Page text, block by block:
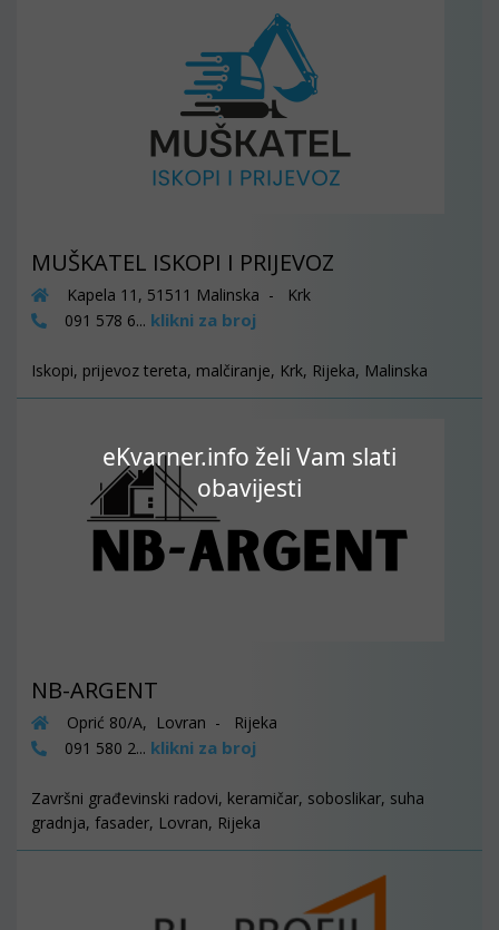
eKvarner.info želi Vam slati
obavijesti
MUŠKATEL ISKOPI I PRIJEVOZ
Kapela 11, 51511 Malinska - Krk
091 578 6... klikni za broj
Iskopi, prijevoz tereta, malčiranje, Krk, Rijeka, Malinska
NB-ARGENT
Oprić 80/A, Lovran - Rijeka
091 580 2... klikni za broj
Završni građevinski radovi, keramičar, soboslikar, suha
gradnja, fasader, Lovran, Rijeka